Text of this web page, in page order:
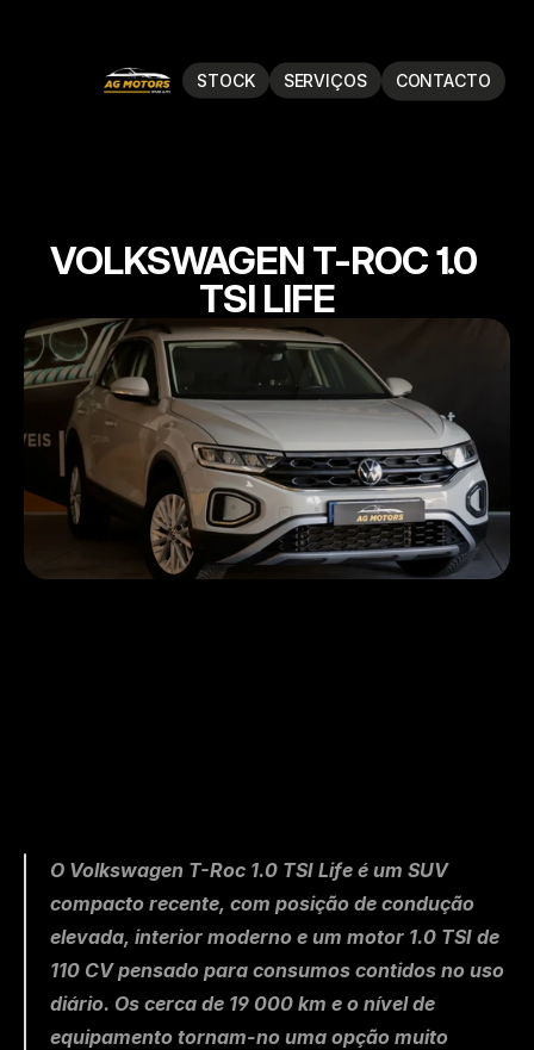
STOCK SERVIÇOS CONTACTO
VOLKSWAGEN T-ROC 1.0
TSI LIFE
O Volkswagen T-Roc 1.0 TSI Life é um SUV
compacto recente, com posição de condução
elevada, interior moderno e um motor 1.0 TSI de
110 CV pensado para consumos contidos no uso
diário. Os cerca de 19 000 km e o nível de
equipamento tornam-no uma opção muito